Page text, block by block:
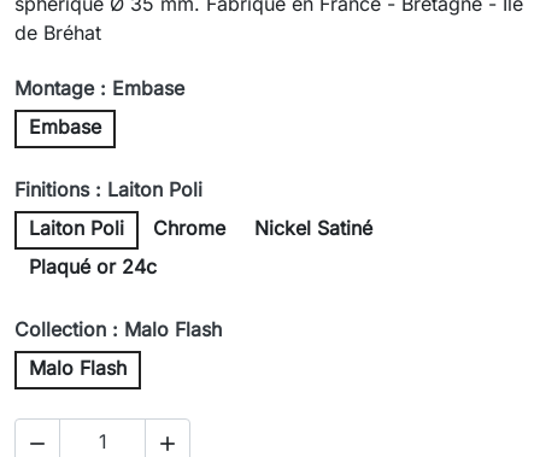
de Bréhat
Montage : Embase
Embase
Finitions : Laiton Poli
Laiton Poli
Chrome
Nickel Satiné
Plaqué or 24c
Collection : Malo Flash
Malo Flash
 